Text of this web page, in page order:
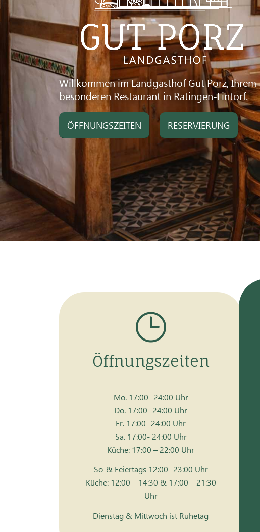
Öffnungszeiten
Mo. 17:00- 24:00 Uhr
Do. 17:00- 24:00 Uhr
Fr. 17:00- 24:00 Uhr
Sa. 17:00- 24:00 Uhr
Küche: 17:00 – 22:00 Uhr
So-& Feiertags 12:00- 23:00 Uhr
Küche: 12:00 – 14:30 & 17:00 – 21:30
Uhr
Dienstag & Mittwoch ist Ruhetag